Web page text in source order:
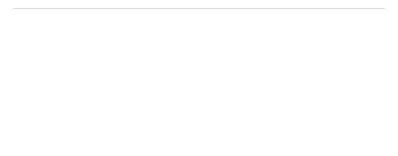
03月(12)
07月(7)
06月(6)